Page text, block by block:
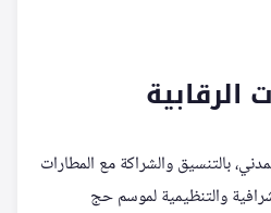
الرقابية
بالتنسيق والشراكة مع المطارات
والتنظيمية لموسم حج